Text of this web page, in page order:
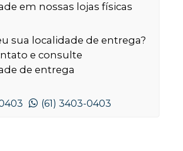
em nossas lojas físicas
sua localidade de entrega?
e consulte
de entrega
(61) 3403-0403